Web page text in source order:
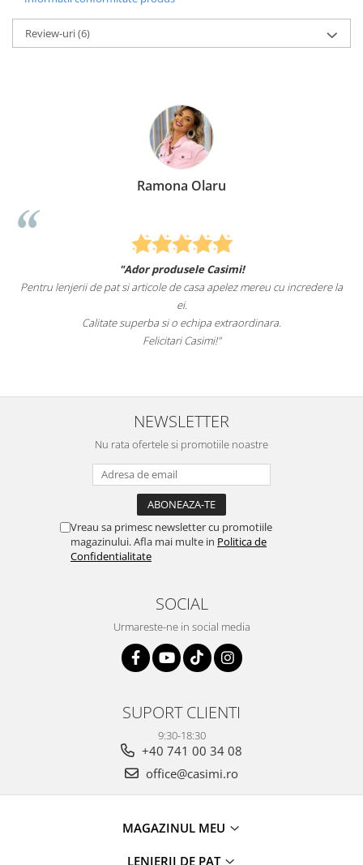
Review-uri(6)
Ramona Olaru
"Ador produsele Casimi!
de pat si articole de casa apelez mereu cu incredere la
Calitate superba si o echipa extraordinara.
Felicitari Casimi!"
sunteti cei
NEWSLETTER
Nu rata ofertele si promotiile noastre
Vreau sa primesc newsletter cu promotiile
magazinului. Afla mai multe in Politica de
Confidentialitate
SOCIAL
Urmareste-ne in social media
SUPORT CLIENTI
9:30-18:30
+40 741 00 34 08
office@casimi.ro
MAGAZINUL MEU
LENJERII DE PAT